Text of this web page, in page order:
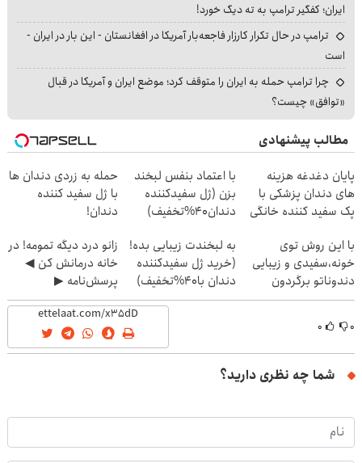
ایران؛ کفگیر ترامپ به ته دیگ خورد!
ترامپ در حال تکرار کارزار فاجعه‌بار آمریکا در افغانستان - این بار در ایران -
است
چرا ترامپ حمله به ایران را متوقف کرد؛ موضع ایران و آمریکا در قبال
«توافق» چیست؟
مطالب پیشنهادی
پایان دغدغه هزینه
های دندان پزشکی با
پک سفید کننده خانگی
با اعتماد بنفس لبخند
بزن (ژل سفیدکننده
دندان40%تخفیف)
حمله به زردی دندان ها
با ژل سفید کننده
دندان!
با این روش توی
خونه،سفیدی و زیبایی
دندوناتو برگردون
(40%off)
به لبخندت زیبایی بده!
(خرید ژل سفیدکننده
دندان با40%تخفیف)
زانو درد دیگه تمومه! در
خانه درمانش کن ◀
پرسش‌نامه ▶
۰ ۰
شما چه نظری دارید؟